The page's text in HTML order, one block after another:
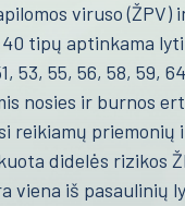
viruso
tipų aptinkama
53, 55, 56, 58, 59,
nosies ir burnos
reikiamų
didelės rizikos
viena iš